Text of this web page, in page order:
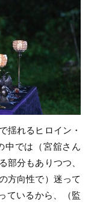
揺れるヒロイン・
中では（宮舘さん
部分もありつつ、
方向性で）迷って
ているから、（監